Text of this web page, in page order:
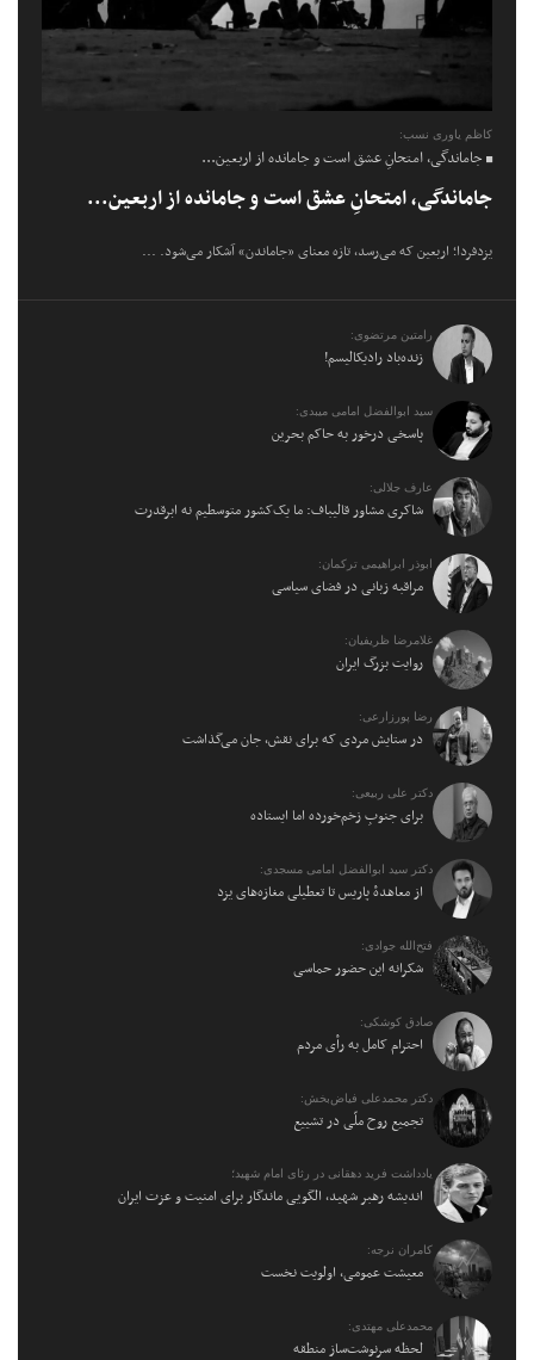
کاظم یاوری نسب:
جاماندگی، امتحانِ عشق است و جامانده از اربعین...
جاماندگی، امتحانِ عشق است و جامانده از اربعین...
یزدفردا؛ اربعین که می‌رسد، تازه معنای «جاماندن» آشکار می‌شود. ...
رامتین مرتضوی:
زنده‌باد رادیکالیسم!
سید ابوالفضل امامی میبدی:
پاسخی درخور به حاکم بحرین
عارف جلالی:
شاکری مشاور قالیباف: ما یک‌کشور متوسطیم نه ابرقدرت
ابوذر ابراهیمی ترکمان:
مراقبه زبانی در فضای سیاسی
غلامرضا ظریفیان:
روایت بزرگ ایران
رضا پورزارعی:
در ستایش مردی که برای نقش، جان می‌گذاشت
دکتر علی ربیعی:
برای جنوبِ زخم‌خورده اما ایستاده
دکتر سید ابوالفضل امامی مسجدی:
از معاهدهٔ پاریس تا تعطیلی مغازه‌های یزد
فتح‌الله جوادی:
شکرانه این حضور حماسی
صادق کوشکی:
احترام کامل به رأی مردم
دکتر محمدعلی فیاض‌بخش:
تجمیع روح ملّی در تشییع
یادداشت فرید دهقانی در رثای امام شهید؛
اندیشه رهبر شهید، الگویی ماندگار برای امنیت و عزت ایران
کامران نرجه:
معیشت عمومی، اولویت نخست
محمدعلی مهتدی:
لحظه سرنوشت‌ساز منطقه